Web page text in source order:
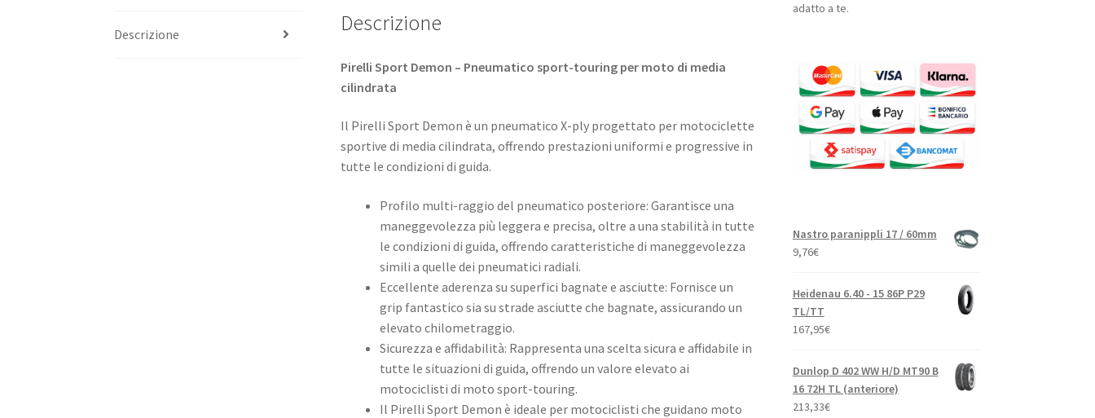
Descrizione Descrizione
Pirelli Sport Demon – Pneumatico sport-touring per moto di media
cilindrata
Il Pirelli Sport Demon è un pneumatico X-ply progettato per motociclette
sportive di media cilindrata, offrendo prestazioni uniformi e progressive in
tutte le condizioni di guida.
Profilo multi-raggio del pneumatico posteriore: Garantisce una
maneggevolezza più leggera e precisa, oltre a una stabilità in tutte
le condizioni di guida, offrendo caratteristiche di maneggevolezza
simili a quelle dei pneumatici radiali.
Eccellente aderenza su superfici bagnate e asciutte: Fornisce un
grip fantastico sia su strade asciutte che bagnate, assicurando un
elevato chilometraggio.
Sicurezza e affidabilità: Rappresenta una scelta sicura e affidabile in
tutte le situazioni di guida, offrendo un valore elevato ai
motociclisti di moto sport-touring.
Il Pirelli Sport Demon è ideale per motociclisti che guidano moto
adatto a te.
Nastro paranippli 17 / 60mm
9,76€
Heidenau 6.40 - 15 86P P29
TL/TT
167,95€
Dunlop D 402 WW H/D MT90 B
16 72H TL (anteriore)
213,33€